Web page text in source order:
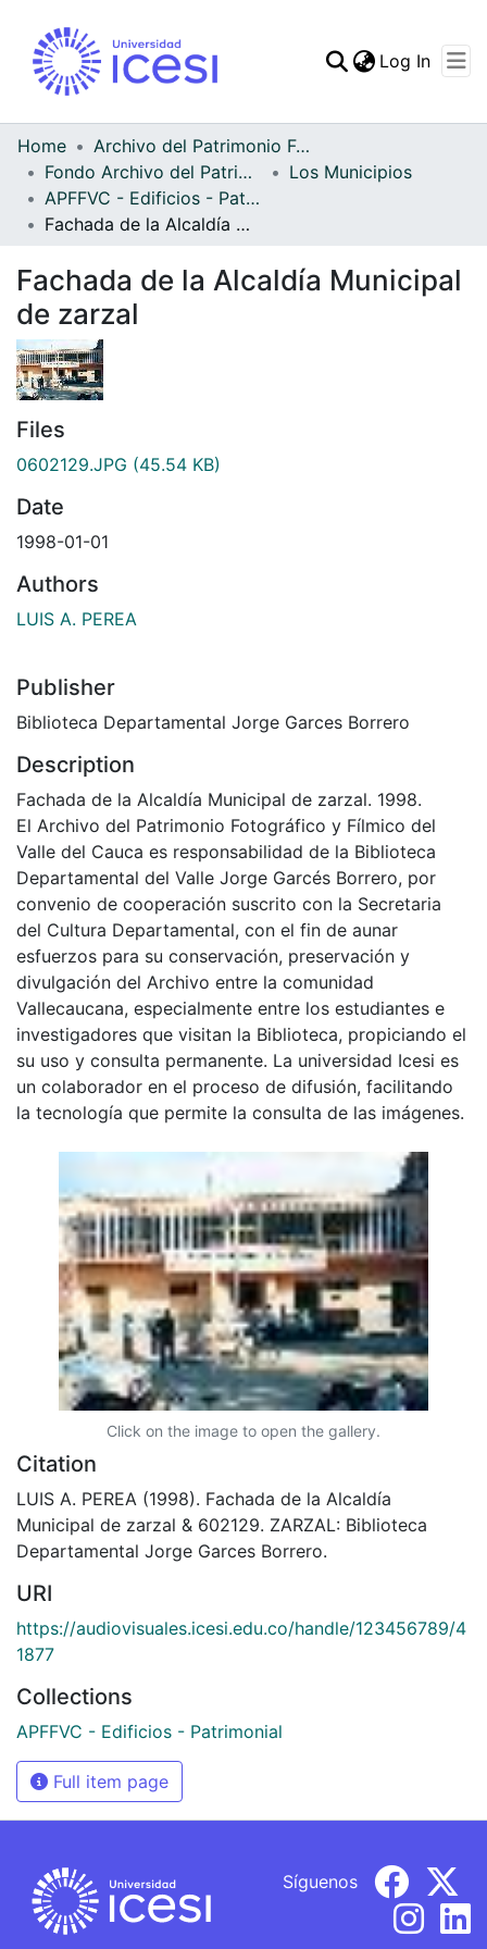
Statistics
Log In
Home
Archivo del Patrimonio Fotográfico y Fílmico del Valle del Cauca
Fondo Archivo del Patrimonio Fotográfico y Fílmico del Valle del Cauca
Los Municipios
APFFVC - Edificios - Patrimonial
Fachada de la Alcaldía Municipal de zarzal
Fachada de la Alcaldía Municipal
de zarzal
Files
0602129.JPG (45.54 KB)
Date
1998-01-01
Authors
LUIS A. PEREA
Publisher
Biblioteca Departamental Jorge Garces Borrero
Description
Fachada de la Alcaldía Municipal de zarzal. 1998.
El Archivo del Patrimonio Fotográfico y Fílmico del
Valle del Cauca es responsabilidad de la Biblioteca
Departamental del Valle Jorge Garcés Borrero, por
convenio de cooperación suscrito con la Secretaria
del Cultura Departamental, con el fin de aunar
esfuerzos para su conservación, preservación y
divulgación del Archivo entre la comunidad
Vallecaucana, especialmente entre los estudiantes e
investigadores que visitan la Biblioteca, propiciando el
su uso y consulta permanente. La universidad Icesi es
un colaborador en el proceso de difusión, facilitando
la tecnología que permite la consulta de las imágenes.
Click on the image to open the gallery.
Citation
LUIS A. PEREA (1998). Fachada de la Alcaldía
Municipal de zarzal & 602129. ZARZAL: Biblioteca
Departamental Jorge Garces Borrero.
URI
https://audiovisuales.icesi.edu.co/handle/123456789/4
1877
Collections
APFFVC - Edificios - Patrimonial
Full item page
Síguenos